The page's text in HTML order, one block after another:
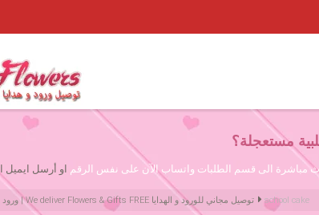
>Menus
مستعجلة؟
مباشرة الى قسم الطلبات واتساب الآن على نفس الرقم او أرسل ايميل
Amman Jordan Flowers ورود عمّان الأردن | We deliver Flowers & Gifts FREE توصيل مجاني للورود و الهدايا school cake